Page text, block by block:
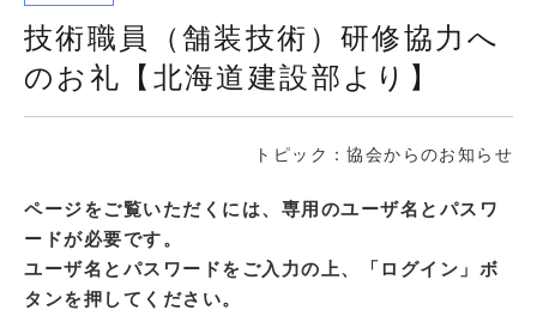
日:
技術職員（舗装技術）研修協力へ
のお礼【北海道建設部より】
トピック：協会からのお知らせ
ページをご覧いただくには、専用のユーザ名とパスワ
ードが必要です。
ユーザ名とパスワードをご入力の上、「ログイン」ボ
タンを押してください。